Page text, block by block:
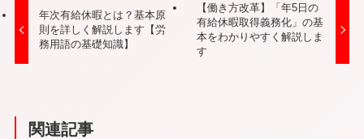
年次有給休暇とは？基本原
則を詳しく解説します【労
務用語の基礎知識】
【働き方改革】「年5日の
有給休暇取得義務化」の基
本をわかりやすく解説しま
す
関連記事